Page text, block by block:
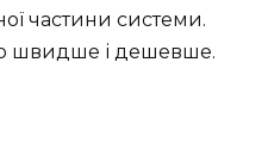
частини системи.
швидше і дешевше.